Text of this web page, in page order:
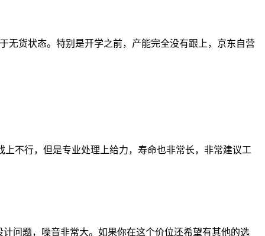
无货状态。特别是开学之前，产能完全没有跟上，京东自营
不行，但是专业处理上给力，寿命也非常长，非常建议工
计问题，噪音非常大。如果你在这个价位还希望有其他的选